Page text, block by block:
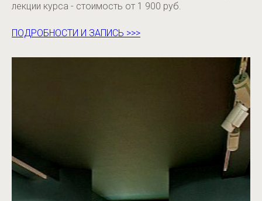
лекции курса - стоимость от 1 900 руб.
ПОДРОБНОСТИ И ЗАПИСЬ >>>